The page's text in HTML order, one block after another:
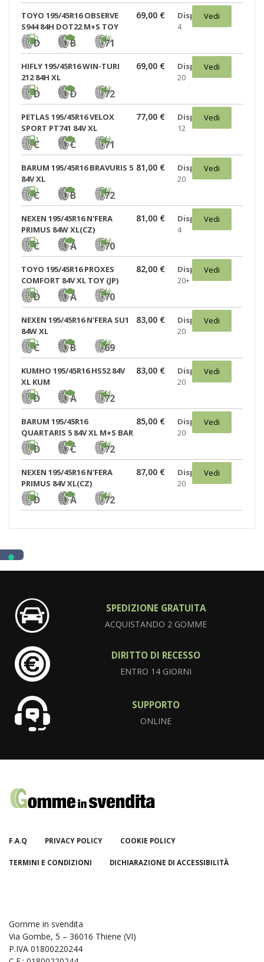
TOYO 195/45R16 OBSERVE
S944 84H DOT22 M+S TOY
D B 71
69,00 €
Disponibili:
4
Vedi
HIFLY 195/45R16 WIN-TURI
212 84H XL
D D 72
69,00 €
Disponibili:
20
Vedi
PETLAS 195/45R16 VELOX
SPORT PT741 84V XL
C C 71
77,00 €
Disponibili:
12
Vedi
BARUM 195/45R16 BRAVURIS 5
84V XL
C B 72
81,00 €
Disponibili:
20
Vedi
NEXEN 195/45R16 N'FERA
PRIMUS 84W XL(CZ)
C A 70
81,00 €
Disponibili:
4
Vedi
TOYO 195/45R16 PROXES
COMFORT 84V XL TOY (JP)
D A 70
82,00 €
Disponibili:
20+
Vedi
NEXEN 195/45R16 N'FERA SU1
84W XL
C B 69
83,00 €
Disponibili:
20
Vedi
KUMHO 195/45R16 HS52 84V
XL KUM
D A 72
83,00 €
Disponibili:
20
Vedi
BARUM 195/45R16
QUARTARIS 5 84V XL M+S BAR
D C 72
85,00 €
Disponibili:
20
Vedi
NEXEN 195/45R16 N'FERA
PRIMUS 84V XL(CZ)
D A 72
87,00 €
Disponibili:
20
Vedi
SPEDIZIONE GRATUITA
ACQUISTANDO 2 GOMME
DIRITTO DI RECESSO
ENTRO 14 GIORNI
SUPPORTO
ONLINE
F.A.Q PRIVACY POLICY COOKIE POLICY
TERMINI E CONDIZIONI DICHIARAZIONE DI ACCESSIBILITÀ
Gomme in svendita
Via Gombe, 5 – 36016 Thiene (VI)
P.IVA 01800220244